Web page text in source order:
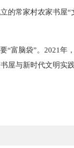
常家村农家书屋“
脑袋”。2021年
屋与新时代文明实